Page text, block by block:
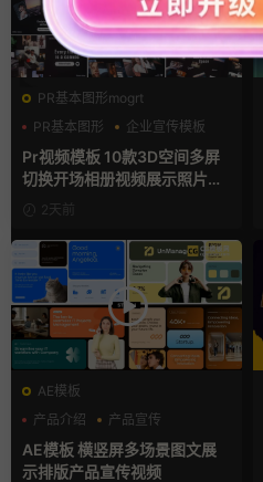
PR基本图形mogrt
PR基本图形
企业宣传模板
幻灯片
Pr视频模板 10款3D空间多屏
切换开场相册视频展示照片墙
pr模板
2天前
AE模板
产品介绍
产品宣传
产品展示
AE模板 横竖屏多场景图文展
示排版产品宣传视频